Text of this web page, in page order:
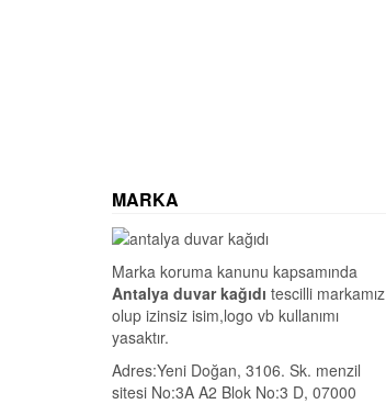
MARKA
Marka koruma kanunu kapsamında
Antalya duvar kağıdı tescilli markamız
olup izinsiz isim,logo vb kullanımı
yasaktır.
Adres:Yeni Doğan, 3106. Sk. menzil
sitesi No:3A A2 Blok No:3 D, 07000